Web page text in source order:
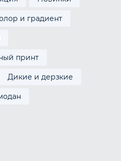
и градиент
принт
Дикие и дерзкие